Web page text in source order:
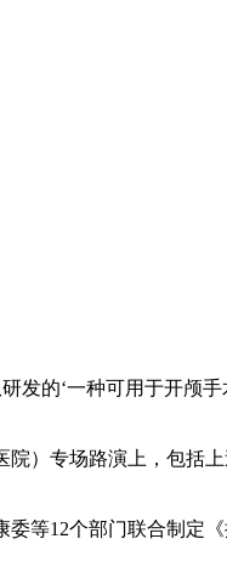
‘一种可用于开颅手
专场路演上，包括
12个部门联合制定